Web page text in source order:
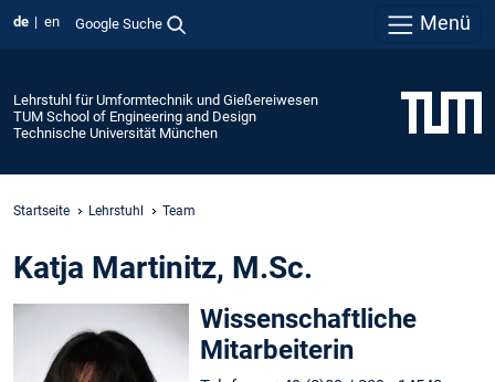
de en Google Suche Menü
Lehrstuhl für Umformtechnik und Gießereiwesen
TUM School of Engineering and Design
Technische Universität München
Startseite Lehrstuhl Team
Katja Martinitz, M.Sc.
Wissenschaftliche
Mitarbeiterin